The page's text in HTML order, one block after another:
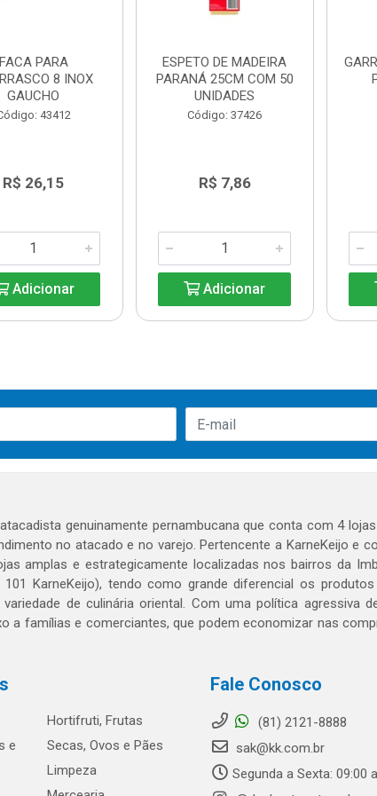
FACA PARA
8 INOX
GAUCHO
43412
R$ 26,15
Adicionar
ESPETO DE MADEIRA
PARANÁ 25CM COM 50
UNIDADES
Código: 37426
R$ 7,86
Adicionar
genuinamente pernambucana que conta com 4
no atacado e no varejo. Pertencente a KarneKeijo e
amplas e estrategicamente localizadas nos bairros da
101 KarneKeijo), tendo como grande diferencial os
de culinária oriental. Com uma política agressiva
a famílias e comerciantes, que podem economizar nas
e
Hortifruti, Frutas
Secas, Ovos e Pães
Limpeza
Fale Conosco
(81) 2121-8888
sak@kk.com.br
Segunda a Sexta: 09:00